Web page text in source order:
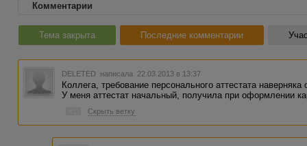
Комментарии
Тема закрыта Последние комментарии
DELETED написала 22.03.2013 в 13:37
Коллега, требование персонального аттестата
У меня аттестат начальный, получила при оформлении
Скрыть ветку